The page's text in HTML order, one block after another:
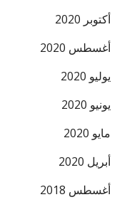
أكتوبر 2020
أغسطس 2020
يوليو 2020
يونيو 2020
مايو 2020
أبريل 2020
أغسطس 2018